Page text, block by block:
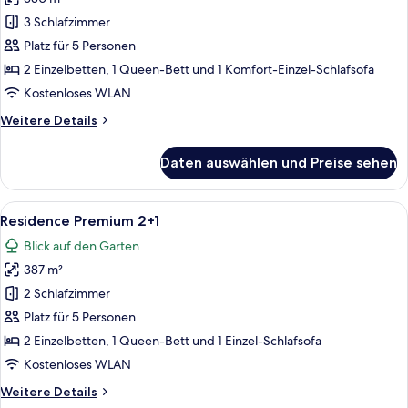
Garden
2+1
anzeigen
3 Schlafzimmer
Platz für 5 Personen
2 Einzelbetten, 1 Queen-Bett und 1 Komfort-Einzel-Schlafsofa
Kostenloses WLAN
Weitere Details
Weitere
Garden
2+1
Daten auswählen und Preise sehen
Alle
Fotos
für
Residence
Premium
2+1
anzeigen
9
Residence Premium 2+1
Blick auf den Garten
387 m²
2 Schlafzimmer
Platz für 5 Personen
2 Einzelbetten, 1 Queen-Bett und 1 Einzel-Schlafsofa
Kostenloses WLAN
Weitere Details
Weitere